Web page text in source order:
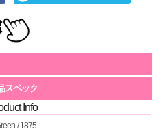
スペック
Info
/ 1875